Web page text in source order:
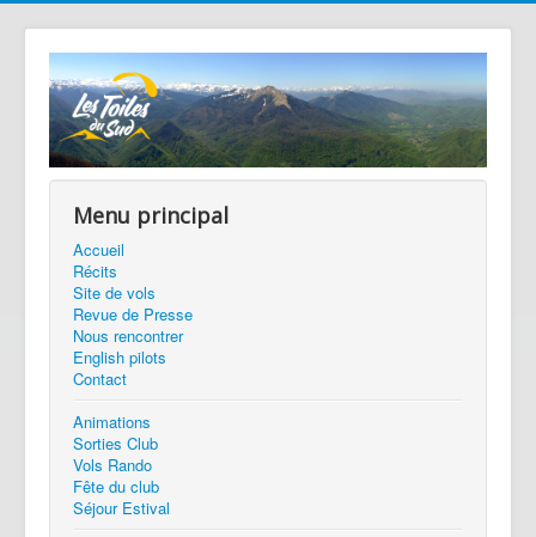
Menu principal
Accueil
Récits
Site de vols
Revue de Presse
Nous rencontrer
English pilots
Contact
Animations
Sorties Club
Vols Rando
Fête du club
Séjour Estival